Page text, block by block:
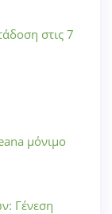
στις 7
μόνιμο
Γένεση